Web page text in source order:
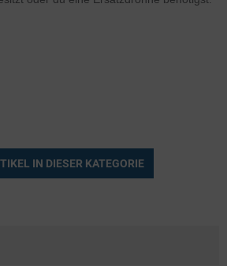
IN DIESER KATEGORIE